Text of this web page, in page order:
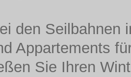
den
Appartements
Sie Ihren